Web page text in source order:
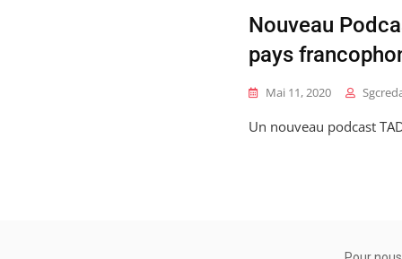
Nouveau
pays
Mai 11, 2020
Un nouveau podcast